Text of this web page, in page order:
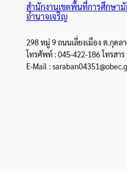
สำนักงานเขตพื้นที่การศึกษา
อำนาจเจริญ
298 หมู่ 9 ถนนเลี่ยงเมือง ต.กุดล
โทรศัพท์ : 045-422-186 โทรสา
E-Mail :